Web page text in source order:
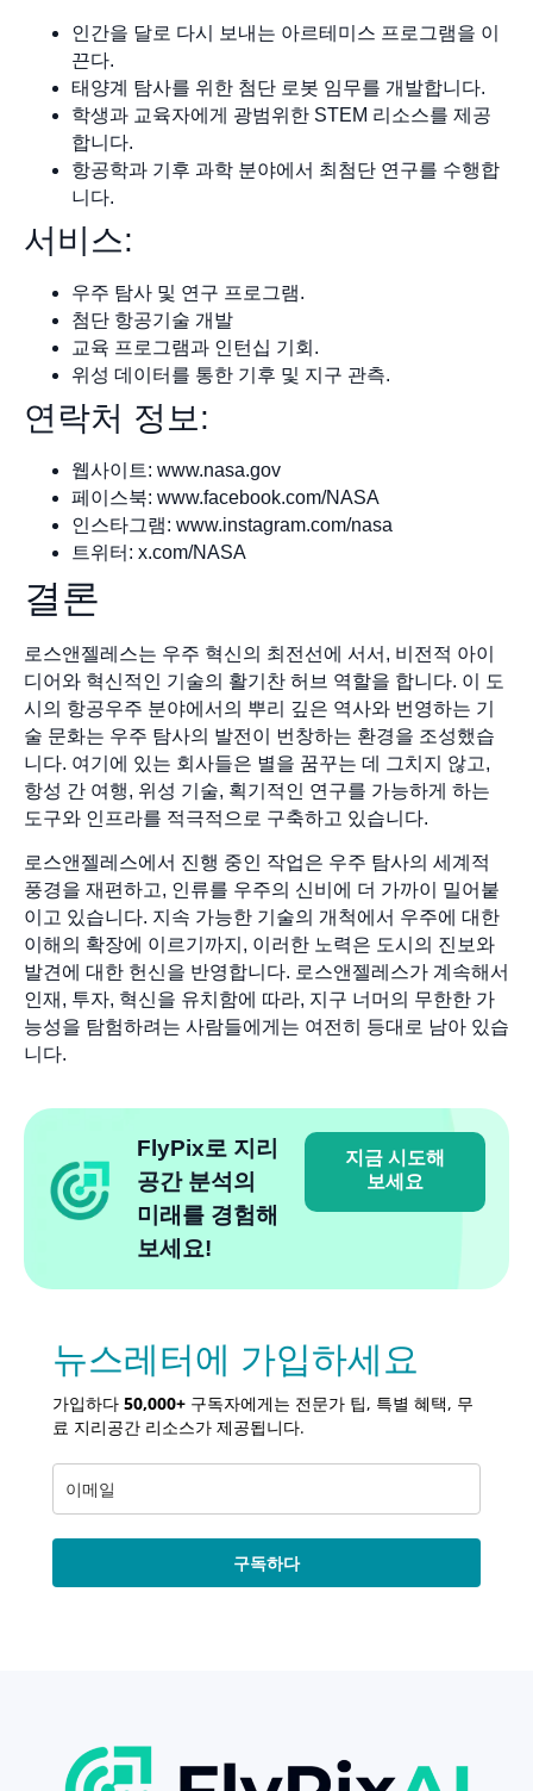
인간을 달로 다시 보내는 아르테미스 프로그램을 이
끈다.
태양계 탐사를 위한 첨단 로봇 임무를 개발합니다.
학생과 교육자에게 광범위한 STEM 리소스를 제공
합니다.
항공학과 기후 과학 분야에서 최첨단 연구를 수행합
니다.
서비스:
우주 탐사 및 연구 프로그램.
첨단 항공기술 개발
교육 프로그램과 인턴십 기회.
위성 데이터를 통한 기후 및 지구 관측.
연락처 정보:
웹사이트: www.nasa.gov
페이스북: www.facebook.com/NASA
인스타그램: www.instagram.com/nasa
트위터: x.com/NASA
결론
로스앤젤레스는 우주 혁신의 최전선에 서서, 비전적 아이
디어와 혁신적인 기술의 활기찬 허브 역할을 합니다. 이 도
시의 항공우주 분야에서의 뿌리 깊은 역사와 번영하는 기
술 문화는 우주 탐사의 발전이 번창하는 환경을 조성했습
니다. 여기에 있는 회사들은 별을 꿈꾸는 데 그치지 않고,
항성 간 여행, 위성 기술, 획기적인 연구를 가능하게 하는
도구와 인프라를 적극적으로 구축하고 있습니다.
로스앤젤레스에서 진행 중인 작업은 우주 탐사의 세계적
풍경을 재편하고, 인류를 우주의 신비에 더 가까이 밀어붙
이고 있습니다. 지속 가능한 기술의 개척에서 우주에 대한
이해의 확장에 이르기까지, 이러한 노력은 도시의 진보와
발견에 대한 헌신을 반영합니다. 로스앤젤레스가 계속해서
인재, 투자, 혁신을 유치함에 따라, 지구 너머의 무한한 가
능성을 탐험하려는 사람들에게는 여전히 등대로 남아 있습
니다.
FlyPix로 지리
공간 분석의
미래를 경험해
보세요!
지금 시도해
보세요
뉴스레터에 가입하세요
가입하다 50,000+ 구독자에게는 전문가 팁, 특별 혜택, 무
료 지리공간 리소스가 제공됩니다.
구독하다